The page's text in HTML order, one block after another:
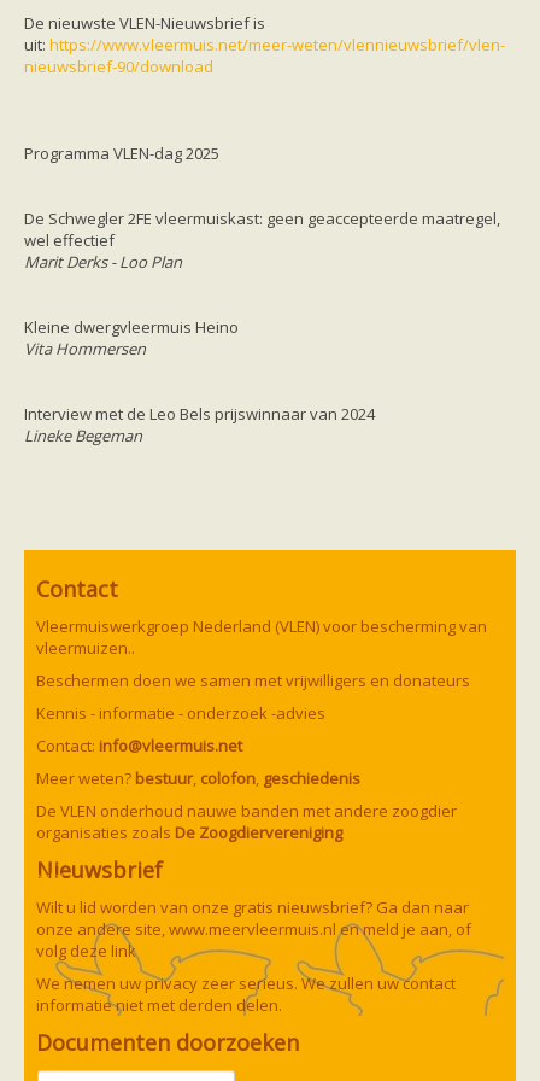
Limburg
Noord-Brabant
Noord-Holland
Zuid-Holland
Soortbescherming
Hulp bij bouwplannen en bomenkap
Vleermuis advies en onderzoekbureaus
Doe mee
Landelijk zoogdierwerkgroepen
Regionale of provinciale werkgroepen
Vleermuizen in de tuin
Ik ben op zoek naar een detector
Hoe vleermuizen leven
Voedsel en jagen
Verblijfplaatsen
Soorten
Baardvleermuis
Bosvleermuis
Brandt's vleermuis
Bruine of gewone grootoorvleermuis
Gewone dwergvleermuis
Grote rosse vleermuis
Ingekorven vleermuis
Kleine en grote hoefijzerneus
Laatvlieger
Meervleermuis
Noordse vleermuis
Rosse vleermuis
Paul van Hoof
De nieuwste VLEN-Nieuwsbrief is
uit: https://www.vleermuis.net/meer-weten/vlennieuwsbrief/vlen-
nieuwsbrief-90/download
Programma VLEN-dag 2025
De Schwegler 2FE vleermuiskast: geen geaccepteerde maatregel,
wel effectief
Marit Derks - Loo Plan
Kleine dwergvleermuis Heino
Vita Hommersen
Interview met de Leo Bels prijswinnaar van 2024
Lineke Begeman
Contact
Vleermuiswerkgroep Nederland (VLEN) voor bescherming van
vleermuizen..
Beschermen doen we samen met vrijwilligers en donateurs
Kennis - informatie - onderzoek -advies
Contact: info@vleermuis.net
Meer weten? bestuur, colofon, geschiedenis
De VLEN onderhoud nauwe banden met andere zoogdier
organisaties zoals De Zoogdiervereniging
Nieuwsbrief
Wilt u lid worden van onze gratis nieuwsbrief? Ga dan naar
onze andere site,www.meervleermuis.nlen meld je aan, of
volg deze link
We nemen uw privacy zeer serieus. We zullen uw contact
informatie niet met derden delen.
Documenten doorzoeken